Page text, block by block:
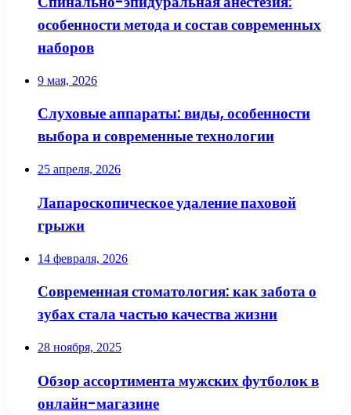
особенности метода и состав современных
наборов
9 мая, 2026
Слуховые аппараты: виды, особенности
выбора и современные технологии
25 апреля, 2026
Лапароскопическое удаление паховой
грыжи
14 февраля, 2026
Современная стоматология: как забота о
зубах стала частью качества жизни
28 ноября, 2025
Обзор ассортимента мужских футболок в
онлайн-магазине